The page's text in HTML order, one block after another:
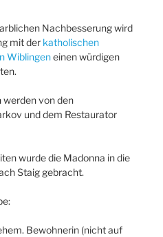
Nachbesserung wird
mit der katholischen
Wiblingeneinen würdigen
werden von den
und dem Restaurator
wurde die Madonna in die
Staig gebracht.
Bewohnerin (nicht auf